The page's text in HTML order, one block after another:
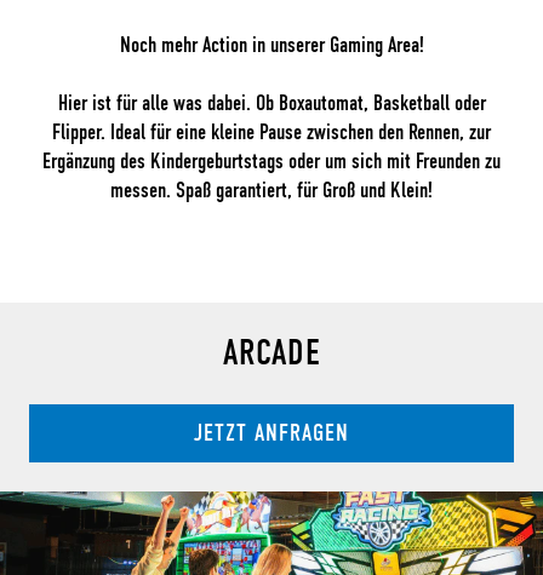
Noch mehr Action in unserer Gaming Area!
Hier ist für alle was dabei. Ob Boxautomat, Basketball oder
Flipper. Ideal für eine kleine Pause zwischen den Rennen, zur
Ergänzung des Kindergeburtstags oder um sich mit Freunden zu
messen. Spaß garantiert, für Groß und Klein!
ARCADE
JETZT ANFRAGEN